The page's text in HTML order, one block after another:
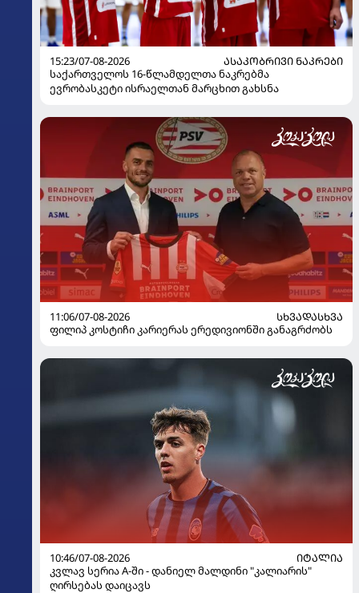
15:23/07-08-2026
ᲐᲡᲐᲙᲝᲑᲠᲘᲕᲘ ᲜᲐᲙᲠᲔᲑᲘ
საქართველოს 16-წლამდელთა ნაკრებმა
ევრობასკეტი ისრაელთან მარცხით გახსნა
11:06/07-08-2026
ᲡᲮᲕᲐᲓᲐᲡᲮᲕᲐ
ფილიპ კოსტიჩი კარიერას ერედივიონში განაგრძობს
10:46/07-08-2026
ᲘᲢᲐᲚᲘᲐ
კვლავ სერია A-ში - დანიელ მალდინი "კალიარის"
ღირსებას დაიცავს